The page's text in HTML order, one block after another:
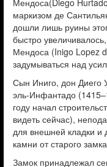
Мендоса(Diego
маркизом де
дошли лишь руины
быстро
Мендоса (Inigo Lopez
задумываться над
Сын Иниго, дон Диего
эль-Инфантадо
году начал
видеть сейчас),
для внешней кладки и
камни от старого
Замок принадлежал